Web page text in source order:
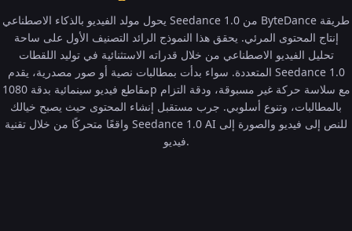
يحول مولد الفيديو بالذكاء الاصطناعي Seedance 1.0 من ByteDance طريقة
إنتاج المحتوى المرئي. يحقق هذا النموذج الرائد التصنيف الأول على ساحة
تحليل الفيديو الاصطناعي من خلال قدراته الاستثنائية في توليد اللقطات
المتعددة. سواء بدأت بمطالبات نصية أو صور مصدرية، يقدم Seedance 1.0
مقاطع فيديو سينمائية بدقة 1080p مع سلاسة حركة غير مسبوقة، ودقة التزام
بالمطالبات، وتنوع أسلوبي. جرب مستقبل إنشاء المحتوى حيث يصبح خيالك
واقعًا متحركًا من خلال تقنية Seedance 1.0 AI للنص إلى فيديو والصورة إلى
فيديو.